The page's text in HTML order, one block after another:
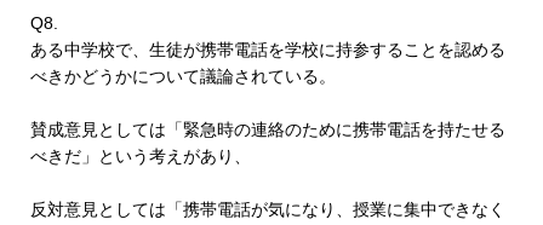
Q8.
ある中学校で、生徒が携帯電話を学校に持参することを認める
べきかどうかについて議論されている。
賛成意見としては「緊急時の連絡のために携帯電話を持たせる
べきだ」という考えがあり、
反対意見としては「携帯電話が気になり、授業に集中できなく